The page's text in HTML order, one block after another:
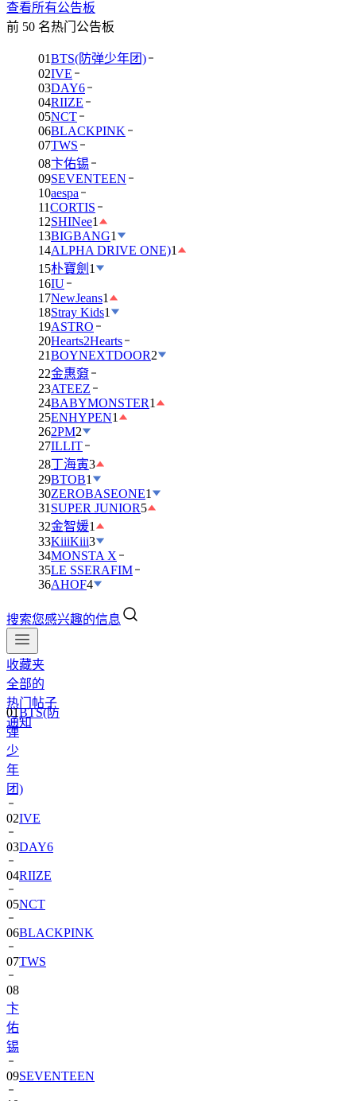
查看所有公告板
前 50 名热门公告板
01BTS(防弹少年团)
02IVE
03DAY6
04RIIZE
05NCT
06BLACKPINK
07TWS
08卞佑锡
09SEVENTEEN
10aespa
11CORTIS
12SHINee1
13BIGBANG1
14ALPHA DRIVE ONE)1
15朴寶劍 1
16IU
17NewJeans1
18Stray Kids1
19ASTRO
20Hearts2Hearts
21BOYNEXTDOOR2
22金惠奫
23ATEEZ
24BABYMONSTER1
25ENHYPEN1
262PM2
27ILLIT
28丁海寅3
29BTOB1
30ZEROBASEONE1
31 SUPER JUNIOR5
32金智媛1
33KiiiKiii3
34MONSTA X
35LE SSERAFIM
36AHOF4
搜索您感兴趣的信息
收藏夹
全部的
热门帖子
通知
01BTS(防
弹
少
年
团)
02IVE
03DAY6
04RIIZE
05NCT
06BLACKPINK
07TWS
08
卞
佑
锡
09
10aespa